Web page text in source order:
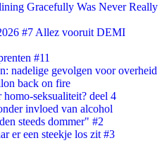
Gracefully Was Never Really
#7 Allez vooruit DEMI
#11
nadelige gevolgen voor overheid
back on fire
seksualiteit? deel 4
invloed van alcohol
steeds dommer" #2
er een steekje los zit #3